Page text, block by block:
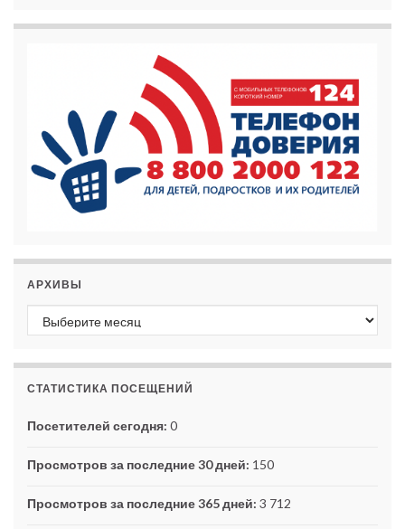
АРХИВЫ
Архивы
СТАТИСТИКА ПОСЕЩЕНИЙ
Посетителей сегодня: 0
Просмотров за последние 30 дней: 150
Просмотров за последние 365 дней: 3 712